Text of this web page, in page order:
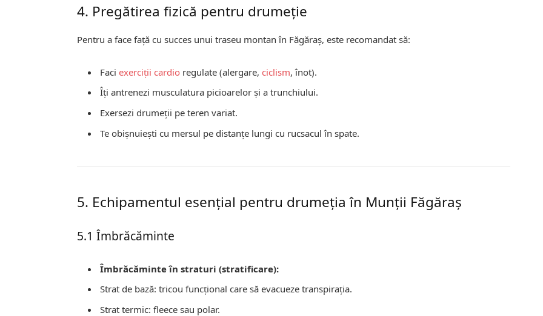
4. Pregătirea fizică pentru drumeție
Pentru a face față cu succes unui traseu montan în Făgăraș, este recomandat să:
Faci exerciții cardio regulate (alergare, ciclism, înot).
Îți antrenezi musculatura picioarelor și a trunchiului.
Exersezi drumeții pe teren variat.
Te obișnuiești cu mersul pe distanțe lungi cu rucsacul în spate.
5. Echipamentul esențial pentru drumeția în Munții Făgăraș
5.1 Îmbrăcăminte
Îmbrăcăminte în straturi (stratificare):
Strat de bază: tricou funcțional care să evacueze transpirația.
Strat termic: fleece sau polar.